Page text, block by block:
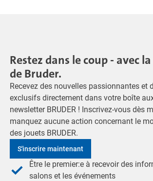
Restez dans le coup - avec
de Bruder.
Recevez des nouvelles passionnantes et
exclusifs directement dans votre boîte
newsletter BRUDER ! Inscrivez-vous dès
manquez aucune action concernant le
des jouets BRUDER.
S'inscrire maintenant
Être le premier:e à recevoir des
salons et les événements